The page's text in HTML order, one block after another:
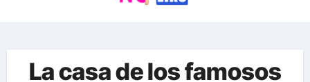
La casa de los famosos